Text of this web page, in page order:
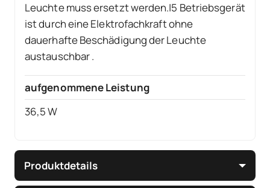
Leuchte muss ersetzt werden.|5 Betriebsgerät
ist durch eine Elektrofachkraft ohne
dauerhafte Beschädigung der Leuchte
austauschbar .
aufgenommene Leistung
36,5 W
Produktdetails